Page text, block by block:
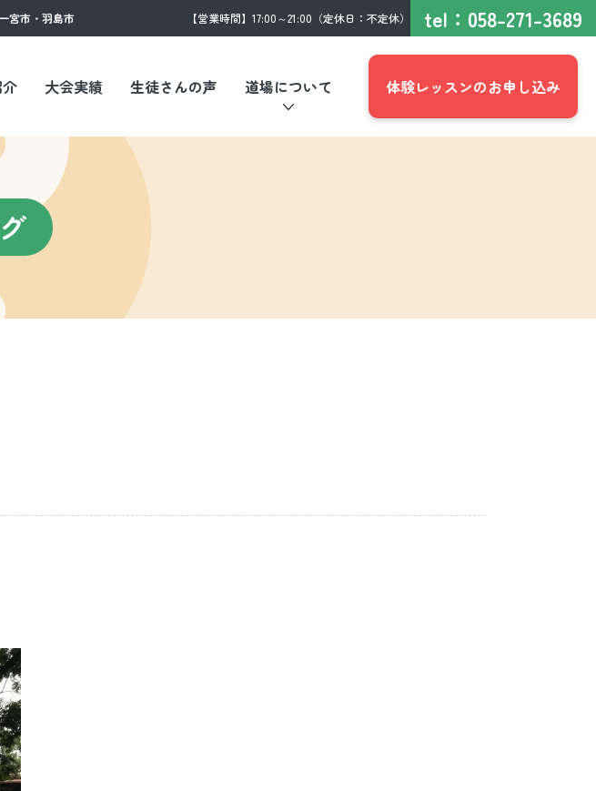
宮市・羽島市 【営業時間】17:00～21:00（定休日：不定休） tel： 058-271-3689
大会実績 生徒さんの声 道場について 体験レッスンのお申し込み